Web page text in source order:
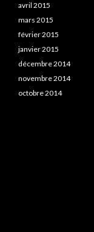
avril 2015
mars 2015
février 2015
janvier 2015
décembre 2014
novembre 2014
octobre 2014